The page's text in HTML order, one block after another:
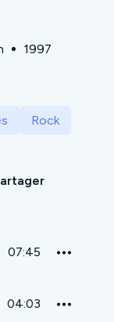
1997
Rock
07:45
04:03